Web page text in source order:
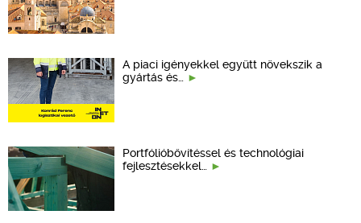
A piaci igényekkel együtt növekszik a
gyártás és…
Portfólióbővítéssel és technológiai
fejlesztésekkel…